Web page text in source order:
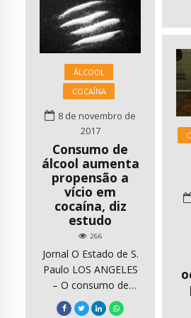
Miocárdio em
pacientes jovens,
devido ao consumo
de drogas. SPDM
{youtube}/hK67Pp7m1jU{/
ÁLCOOL
COCAÍNA
8 de novembro de
2017
Consumo de
álcool aumenta
propensão a
vício em
cocaína, diz
estudo
266
Jornal O Estado de S.
Paulo LOS ANGELES
– O consumo de
álcool leva a um